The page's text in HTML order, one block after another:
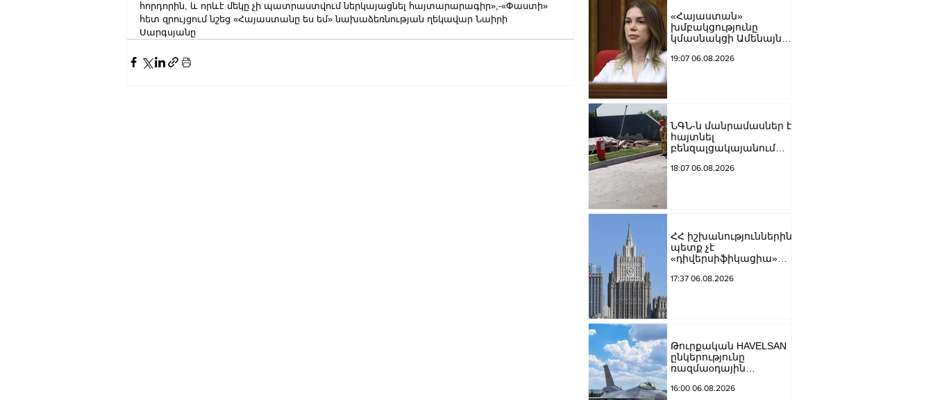
հորդորին, և որևէ մեկը չի պատրաստվում ներկայացնել հայտարարագիր»,-«Փաստի»
հետ զրույցում նշեց «Հայաստանը ես եմ» նախաձեռնության ղեկավար Նաիրի
Սարգսյանը
«Հայաստան»
խմբակցությունը
կմասնակցի Ամենայն
դատավարությանը․
19:07 06.08.2026
ՆԳՆ-ն մանրամասներ է
հայտնել
բենզալցակայանում
պայթյունից
18:07 06.08.2026
ՀՀ իշխանություններին
պետք չէ
«դիվերսիֆիկացիա»
շրջադարձը դեպի ՌԴ-
17:37 06.08.2026
Թուրքական HAVELSAN
ընկերությունը
ռազմաoդային
կառավարման
16:00 06.08.2026